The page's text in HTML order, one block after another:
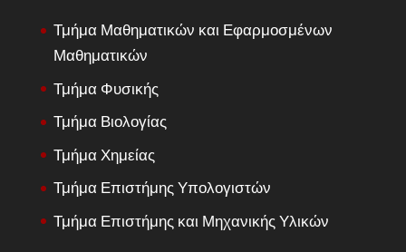
Τμήμα Μαθηματικών και Εφαρμοσμένων
Μαθηματικών
Τμήμα Φυσικής
Τμήμα Βιολογίας
Τμήμα Χημείας
Τμήμα Επιστήμης Υπολογιστών
Τμήμα Επιστήμης και Μηχανικής Υλικών